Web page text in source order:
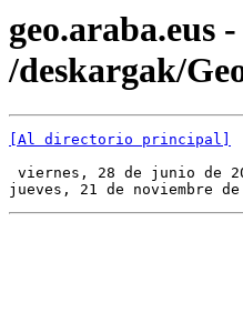
geo.araba.eus -
/deskargak/
[Al directorio principal]
viernes, 28 de junio de
jueves, 21 de noviembre